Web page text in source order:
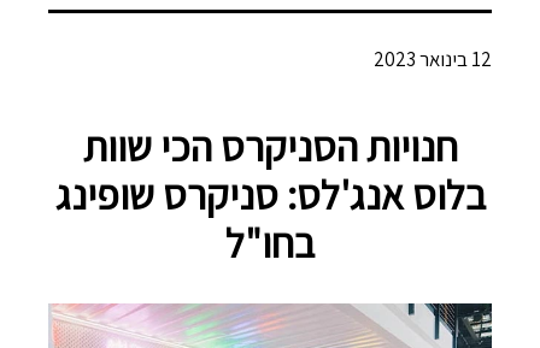
12 בינואר 2023
חנויות הסניקרס הכי שוות
בלוס אנג'לס: סניקרס שופינג
בחו"ל